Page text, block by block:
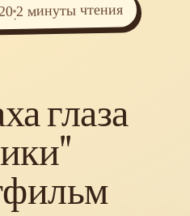
·
2 минуты чтения
глаза